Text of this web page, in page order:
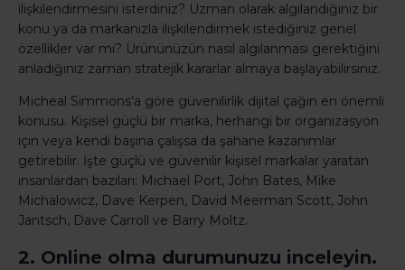
ilişkilendirmesini isterdiniz? Uzman olarak algılandığınız bir
konu ya da markanızla ilişkilendirmek istediğiniz genel
özellikler var mı? Ürününüzün nasıl algılanması gerektiğini
anladığınız zaman stratejik kararlar almaya başlayabilirsiniz.
Micheal Simmons’a göre güvenilirlik dijital çağın en önemli
konusu. Kişisel güçlü bir marka, herhangi bir organizasyon
için veya kendi başına çalışsa da şahane kazanımlar
getirebilir. İşte güçlü ve güvenilir kişisel markalar yaratan
insanlardan bazıları: Michael Port, John Bates, Mike
Michalowicz, Dave Kerpen, David Meerman Scott, John
Jantsch, Dave Carroll ve Barry Moltz.
2. Online olma durumunuzu inceleyin.